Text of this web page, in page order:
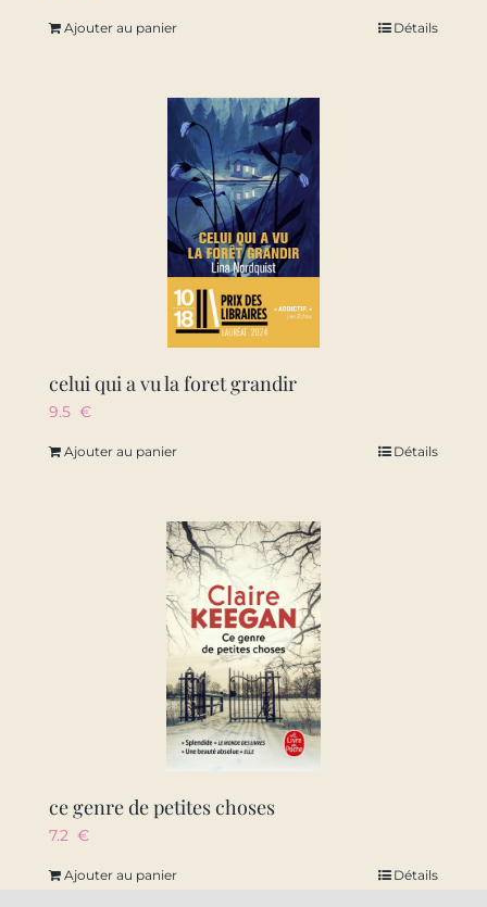
Ajouter au panier Détails
celui qui a vu la foret grandir
9.5 €
Ajouter au panier Détails
ce genre de petites choses
7.2 €
Ajouter au panier Détails